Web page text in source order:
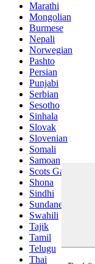
Marathi
Mongolian
Burmese
Nepali
Norwegian
Pashto
Persian
Punjabi
Serbian
Sesotho
Sinhala
Slovak
Slovenian
Somali
Samoan
Scots Gaelic
Shona
Sindhi
Sundanese
Swahili
Tajik
Tamil
Telugu
Thai